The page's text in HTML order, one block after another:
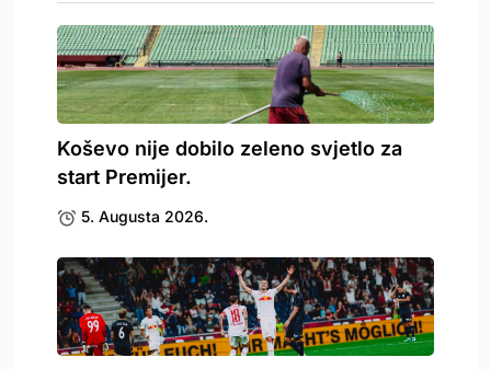
Koševo nije dobilo zeleno svjetlo za
start Premijer.
5. Augusta 2026.